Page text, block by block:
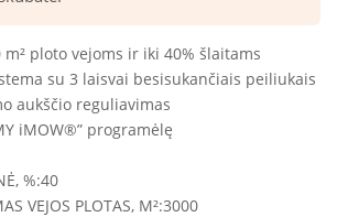
m² ploto vejoms ir iki 40% šlaitams
su 3 laisvai besisukančiais peiliukais
aukščio reguliavimas
iMOW®” programėlę
%:40
VEJOS PLOTAS, M²:3000